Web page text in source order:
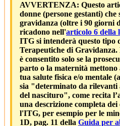
AVVERTENZA: Questo
donne (persone gestanti)
gravidanza (oltre i 90 giorni
ricadono nell'articolo 6 della
ITG si intenderà questo tipo
Terapeutiche di
è consentito solo se la
parto o la maternità mettono
tua salute fisica e/o mentale
sia "determinato da rilevanti
del nascituro", come recita
una descrizione completa
l'ITG, per esempio per le
1D, pag. 11 della Guida per